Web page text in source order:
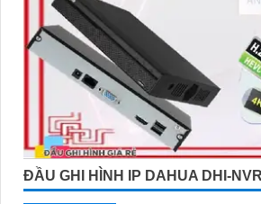
ĐẦU GHI HÌNH IP DAHUA DHI-